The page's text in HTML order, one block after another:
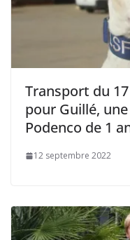
Transport du
pour Guillé,
Podenco de 1
12 septembre 2022